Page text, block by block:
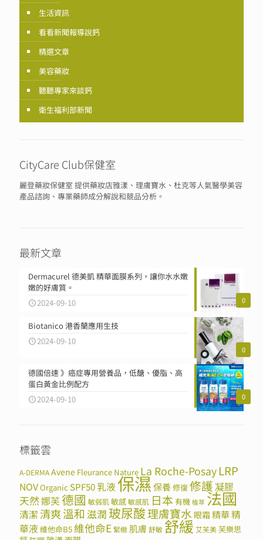
生活資訊
看看新聞報導說鈣
精選文章
美容藥妝
聽聽專家來談鈣
衛生福利部新聞
CityCare Club保健室
麗登藥妝保健室 提供藥妝店雅漾、理膚寶水、杜克等人氣醫學美容
產品諮詢、專業藥師成分解說和競品分析。
最新文章
0
Dermacurel 德美凱 精華面膜系列，讓你水水嫩
嫩的好膚質。
2024-09-10
0
Biotanico 港香蘭應用生技
2024-09-10
0
德國倍速 》癌症專用營養品，低醣、優脂、高
蛋白黃金比例配方
2024-09-10
標籤雲
A-DERMAAvene Fleurance Nature La Roche-PosayLRP
NOVOrganic SPF50乳液保濕保養修復修護凝膠
天然娜芙德國 敏弱肌敏感敏感肌 日本 有機 植萃 法國
清潔清爽溫和 滋潤 玻尿酸理膚寶水 眼霜精華精
華液維他命B5 維他命E 緊緻 肌膚 舒敏 舒緩 艾芙美芙樂思